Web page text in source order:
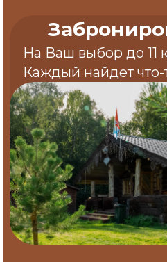
Троллинг
Для настоящих рыбаков мы
организуем троллинг на
оборудованном катере
Спорт